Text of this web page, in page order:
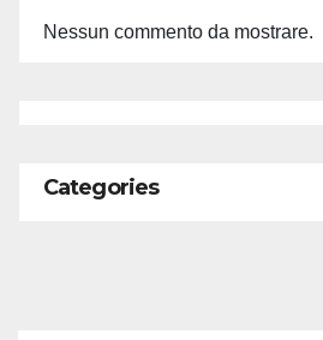
Nessun commento da mostrare.
Categories